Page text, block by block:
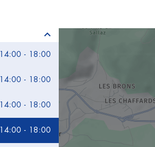
14:00 - 18:00
14:00 - 18:00
14:00 - 18:00
14:00 - 18:00